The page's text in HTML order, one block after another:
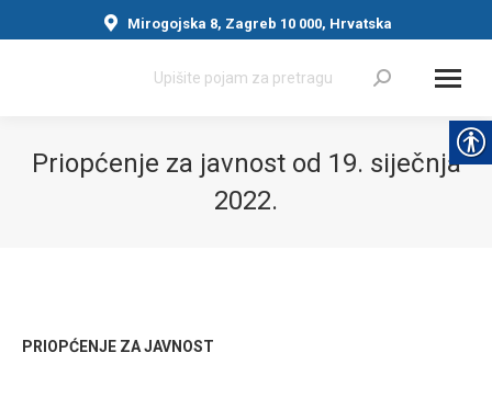
Mirogojska 8, Zagreb 10 000, Hrvatska
Search:
Priopćenje za javnost od 19. siječnja
2022.
PRIOPĆENJE ZA JAVNOST